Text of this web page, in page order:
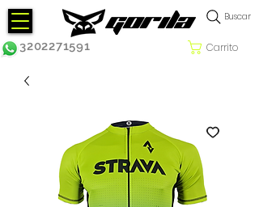
Carrito
3202271591
Buscar